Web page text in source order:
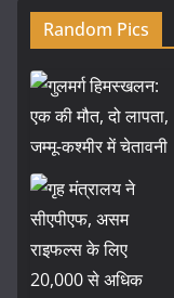
Random Pics